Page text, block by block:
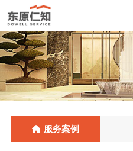
服务案例